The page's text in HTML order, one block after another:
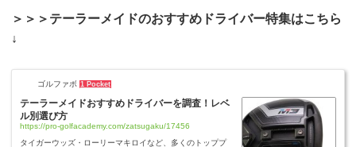
＞＞＞テーラーメイドのおすすめドライバー特集はこちら
↓
ゴルファボ 1 Pocket
テーラーメイドおすすめドライバーを調査！レベ
ル別選び方
https://pro-golfacademy.com/zatsugaku/17456
タイガーウッズ・ローリーマキロイなど、多くのトッププ